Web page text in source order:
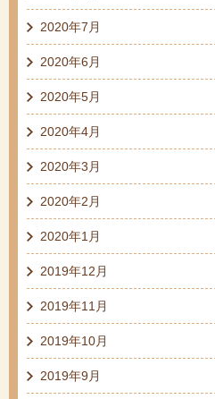
2020年7月
2020年6月
2020年5月
2020年4月
2020年3月
2020年2月
2020年1月
2019年12月
2019年11月
2019年10月
2019年9月